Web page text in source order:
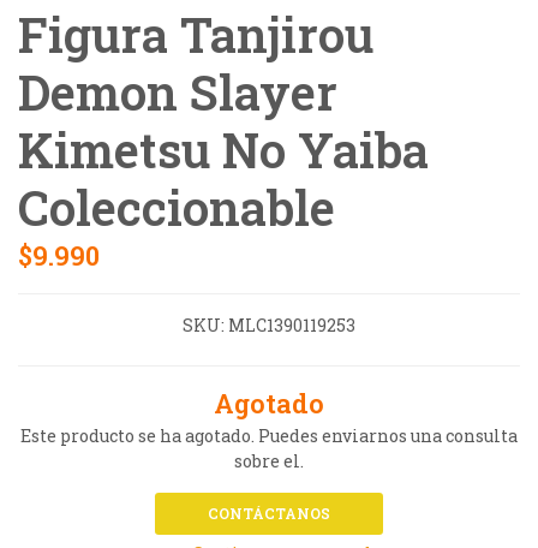
Figura Tanjirou
Demon Slayer
Kimetsu No Yaiba
Coleccionable
$9.990
SKU: MLC1390119253
Agotado
Este producto se ha agotado. Puedes enviarnos una consulta
sobre el.
CONTÁCTANOS